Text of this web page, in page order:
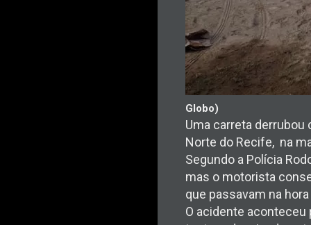
Globo)
Uma carreta derrubou
Norte do Recife, na
Segundo a Polícia
mas o motorista
que passavam na
O acidente aconteceu